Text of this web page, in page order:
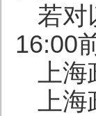
若对
16:00
上
上